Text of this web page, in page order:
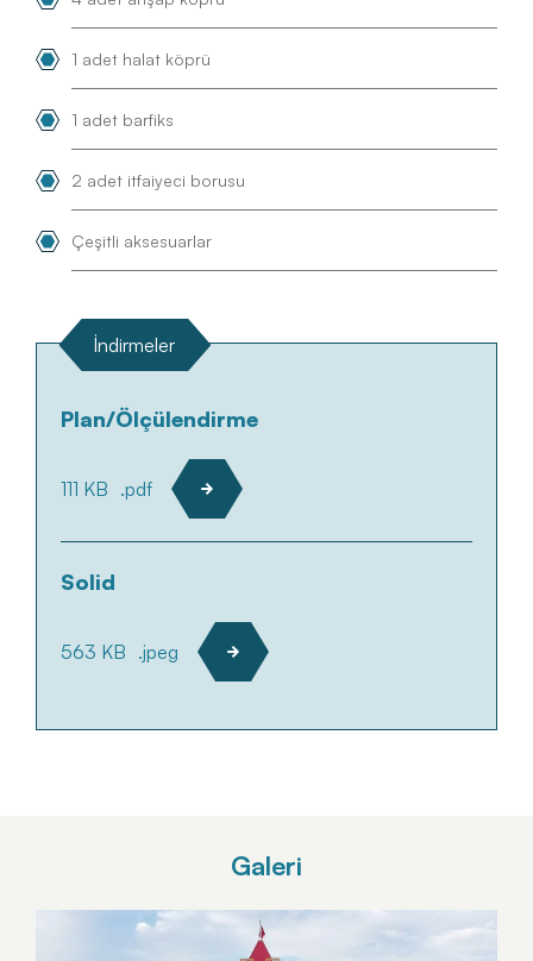
1 adet halat köprü
1 adet barfiks
2 adet itfaiyeci borusu
Çeşitli aksesuarlar
İndirmeler
Plan/Ölçülendirme
111 KB .pdf
Solid
563 KB .jpeg
Galeri